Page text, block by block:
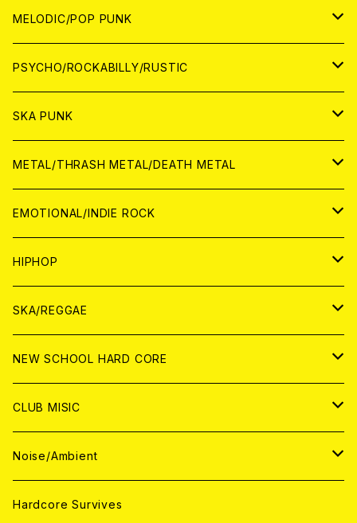
アナログ
CD
WORLD
アナログ
CD
MELODIC/POP PUNK
JAPAN
CD
ANALOG
WORLD
CD
ANALOG
PSYCHO/ROCKABILLY/RUSTIC
JAPAN
CD
ANALOG
WORLD
CD
ANALOG
SKA PUNK
JAPAN
CD
ANALOG
WORLD
CD
ANALOG
METAL/THRASH METAL/DEATH METAL
JAPAN
CD
ANALOG
WORLD
ANALOG
CD
EMOTIONAL/INDIE ROCK
JAPAN
CD
ANALOG
WORLD
CD
ANALOG
HIPHOP
JAPAN
CD
ANALOG
WORLD
CD
ANALOG
SKA/REGGAE
JAPAN
CD
ANALOG
WORLD
CD
ANALOG
NEW SCHOOL HARD CORE
JAPAN
CD
ANALOG
WORLD
CD
CLUB MISIC
JAPAN
CD
WORLD
Noise/Ambient
JAPAN
Hardcore Survives